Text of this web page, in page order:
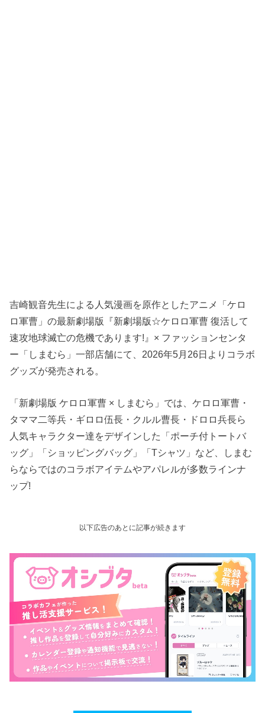
吉崎観音先生による人気漫画を原作としたアニメ「ケロ
ロ軍曹」の最新劇場版『新劇場版☆ケロロ軍曹 復活して
速攻地球滅亡の危機であります!』× ファッションセンタ
ー「しまむら」一部店舗にて、2026年5月26日よりコラボ
グッズが発売される。
「新劇場版 ケロロ軍曹 × しまむら」では、ケロロ軍曹・
タママ二等兵・ギロロ伍長・クルル曹長・ドロロ兵長ら
人気キャラクター達をデザインした「ポーチ付トートバ
ッグ」「ショッピングバッグ」「Tシャツ」など、しまむ
らならではのコラボアイテムやアパレルが多数ラインナ
ップ!
以下広告のあとに記事が続きます